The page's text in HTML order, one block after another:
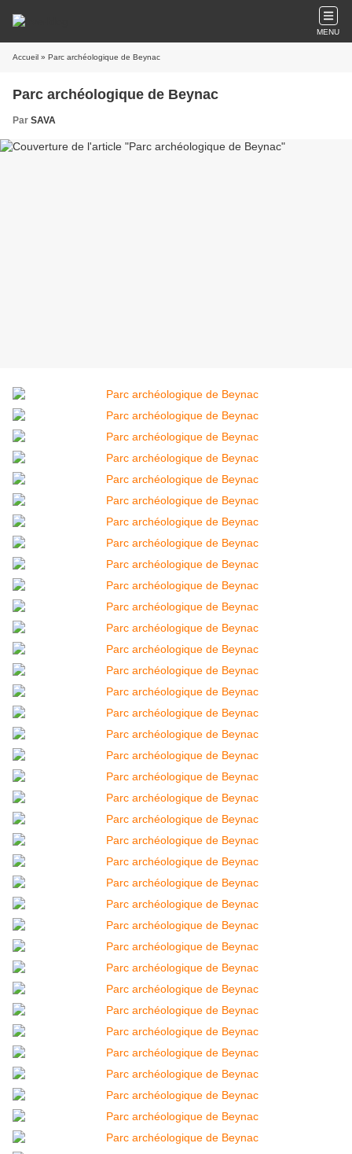
MENU
Accueil » Parc archéologique de Beynac
Parc archéologique de Beynac
Par SAVA